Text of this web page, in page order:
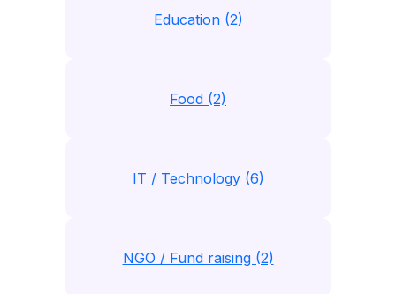
Education (2)
Food (2)
IT / Technology (6)
NGO / Fund raising (2)